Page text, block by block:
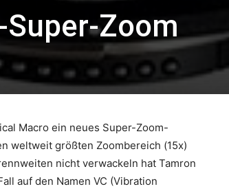
Zoom
Macro ein neues Super-Zoom-
weltweit größten Zoombereich (15x)
nicht verwackeln hat Tamron
auf den Namen VC (Vibration